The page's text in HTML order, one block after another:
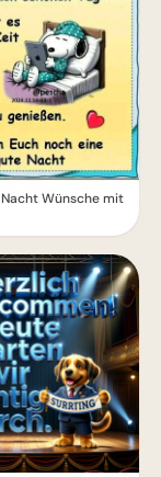
Wünsche mit